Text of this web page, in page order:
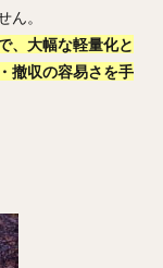
ん。
、大幅な軽量化と
撤収の容易さを手